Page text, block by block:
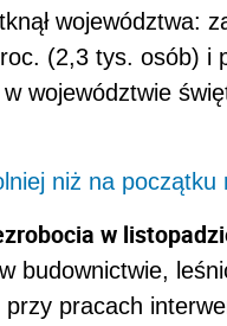
województwa:
(2,3 tys. osób) i
województwie
niż na początku
w
w budownictwie,
pracach